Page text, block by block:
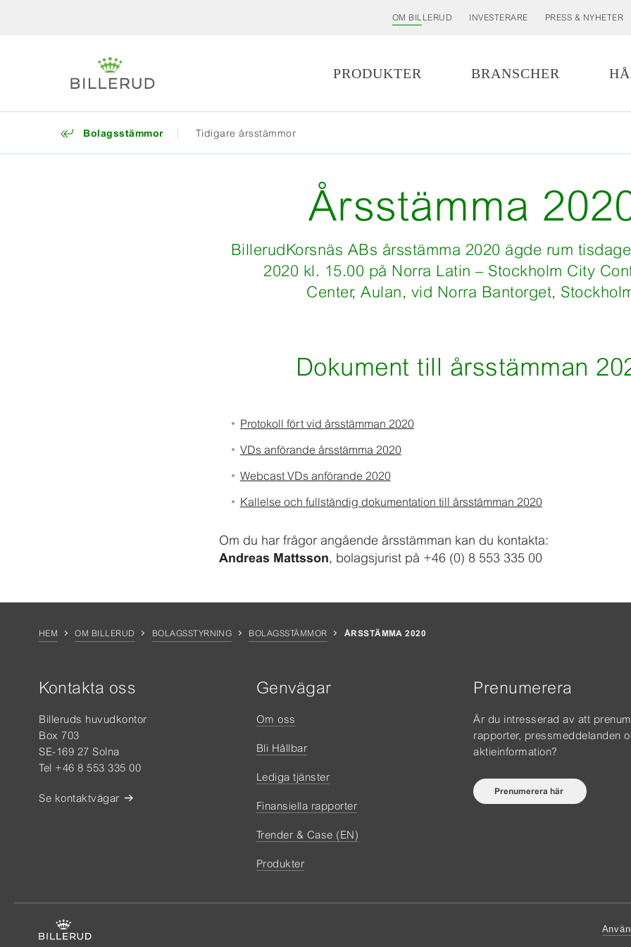
OM BILLERUD INVESTERARE PRESS & NYHETER
PRODUKTER BRANSCHER
Bolagsstämmor Tidigare årsstämmor
Årsstämma
BillerudKorsnäs ABs årsstämma 2020 ägde rum
2020 kl. 15.00 på Norra Latin – Stockholm City
Center, Aulan, vid Norra Bantorget,
Dokument till årsstämman
Protokoll fört vid årsstämman 2020
VDs anförande årsstämma 2020
Webcast VDs anförande 2020
Kallelse och fullständig dokumentation till årsstämman 2020
Om du har frågor angående årsstämman kan du kontakta:
Andreas Mattsson, bolagsjurist på +46 (0) 8 553 335 00
HEM OM BILLERUD BOLAGSSTYRNING BOLAGSSTÄMMOR ÅRSSTÄMMA 2020
Kontakta oss
Billeruds huvudkontor
Box 703
SE-169 27 Solna
Tel +46 8 553 335 00
Se kontaktvägar
Genvägar
Om oss
Bli Hållbar
Lediga tjänster
Finansiella rapporter
Trender & Case (EN)
Produkter
Prenumerera
Är du intresserad av att
rapporter, pressmeddelanden
aktieinformation?
Prenumerera här